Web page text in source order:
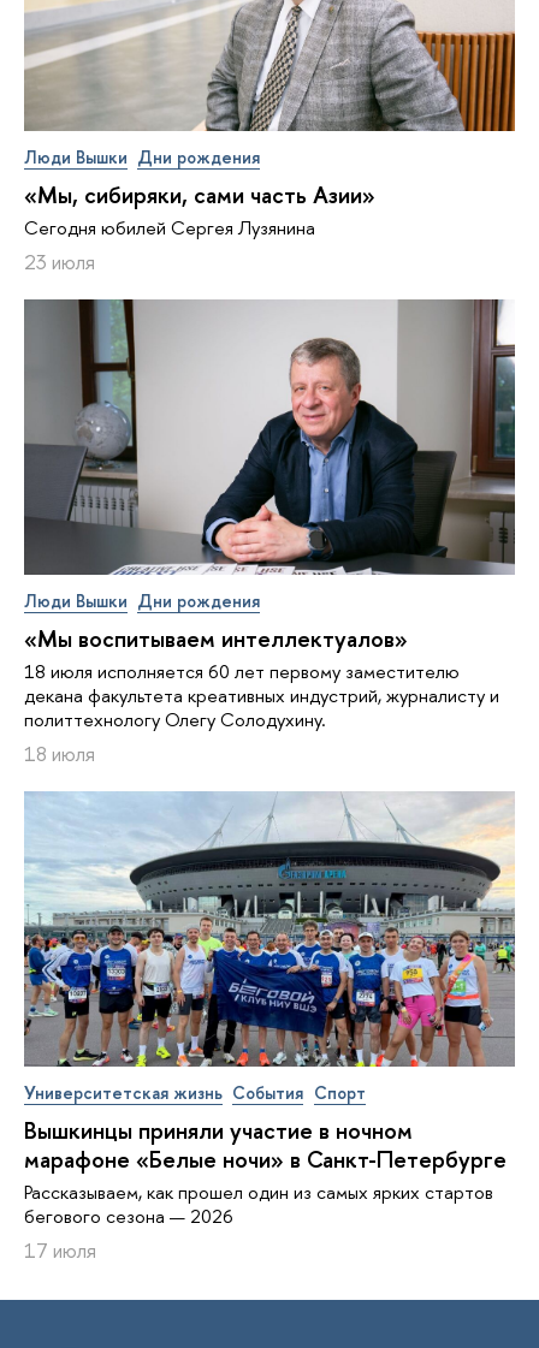
Люди Вышки Дни рождения
«Мы, сибиряки, сами часть Азии»
Сегодня юбилей Сергея Лузянина
23 июля
Люди Вышки Дни рождения
«Мы воспитываем интеллектуалов»
18 июля исполняется 60 лет первому заместителю
декана факультета креативных индустрий, журналисту и
политтехнологу Олегу Солодухину.
18 июля
Университетская жизнь События Спорт
Вышкинцы приняли участие в ночном
марафоне «Белые ночи» в Санкт-Петербурге
Рассказываем, как прошел один из самых ярких стартов
бегового сезона — 2026
17 июля